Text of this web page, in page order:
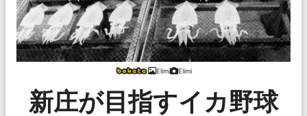
Elimi Elimi
新庄が目指すイカ野球